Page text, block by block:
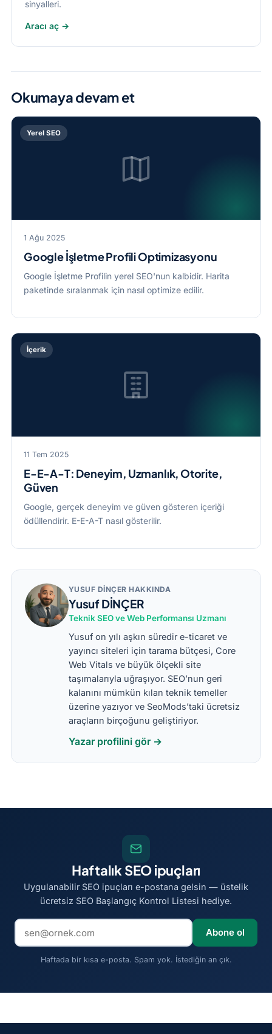
sinyalleri.
Aracı aç →
Okumaya devam et
Yerel SEO
1 Ağu 2025
Google İşletme Profili Optimizasyonu
Google İşletme Profilin yerel SEO'nun kalbidir. Harita
paketinde sıralanmak için nasıl optimize edilir.
İçerik
11 Tem 2025
E-E-A-T: Deneyim, Uzmanlık, Otorite,
Güven
Google, gerçek deneyim ve güven gösteren içeriği
ödüllendirir. E-E-A-T nasıl gösterilir.
YUSUF DİNÇER HAKKINDA
Yusuf DİNÇER
Teknik SEO ve Web Performansı Uzmanı
Yusuf on yılı aşkın süredir e-ticaret ve
yayıncı siteleri için tarama bütçesi, Core
Web Vitals ve büyük ölçekli site
taşımalarıyla uğraşıyor. SEO’nun geri
kalanını mümkün kılan teknik temeller
üzerine yazıyor ve SeoMods’taki ücretsiz
araçların birçoğunu geliştiriyor.
Yazar profilini gör →
Haftalık SEO ipuçları
Uygulanabilir SEO ipuçları e-postana gelsin — üstelik
ücretsiz SEO Başlangıç Kontrol Listesi hediye.
E-posta adresi
Abone ol
Haftada bir kısa e-posta. Spam yok. İstediğin an çık.